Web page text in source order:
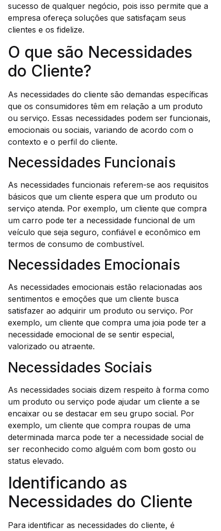
sucesso de qualquer negócio, pois isso permite que a
empresa ofereça soluções que satisfaçam seus
clientes e os fidelize.
O que são Necessidades
do Cliente?
As necessidades do cliente são demandas específicas
que os consumidores têm em relação a um produto
ou serviço. Essas necessidades podem ser funcionais,
emocionais ou sociais, variando de acordo com o
contexto e o perfil do cliente.
Necessidades Funcionais
As necessidades funcionais referem-se aos requisitos
básicos que um cliente espera que um produto ou
serviço atenda. Por exemplo, um cliente que compra
um carro pode ter a necessidade funcional de um
veículo que seja seguro, confiável e econômico em
termos de consumo de combustível.
Necessidades Emocionais
As necessidades emocionais estão relacionadas aos
sentimentos e emoções que um cliente busca
satisfazer ao adquirir um produto ou serviço. Por
exemplo, um cliente que compra uma joia pode ter a
necessidade emocional de se sentir especial,
valorizado ou atraente.
Necessidades Sociais
As necessidades sociais dizem respeito à forma como
um produto ou serviço pode ajudar um cliente a se
encaixar ou se destacar em seu grupo social. Por
exemplo, um cliente que compra roupas de uma
determinada marca pode ter a necessidade social de
ser reconhecido como alguém com bom gosto ou
status elevado.
Identificando as
Necessidades do Cliente
Para identificar as necessidades do cliente, é